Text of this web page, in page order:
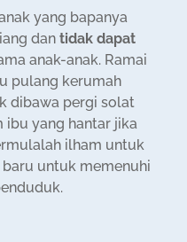
yang bapanya
dan tidak dapat
anak-anak. Ramai
pulang kerumah
dibawa pergi solat
ibu yang hantar jika
ilham untuk
untuk memenuhi